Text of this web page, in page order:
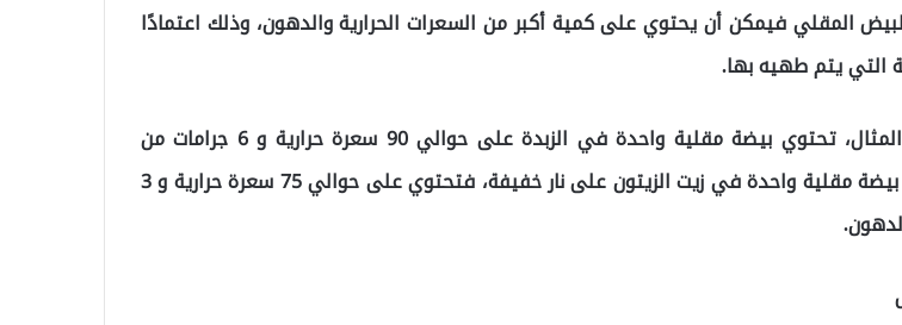
المقلي فيمكن أن يحتوي على كمية أكبر من السعرات الحرارية والدهون، وذلك اعتمادًا
التي يتم طهيه بها.
على سبيل المثال، تحتوي بيضة مقلية واحدة في الزبدة على حوالي 90 سعرة حرارية و 6 جرامات من
الدهون. أما بيضة مقلية واحدة في زيت الزيتون على نار خفيفة، فتحتوي على حوالي 75 سعرة حرارية و 3